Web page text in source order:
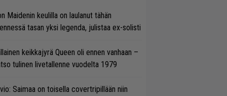
Maidenin keulilla on laulanut tähän
tasan yksi legenda, julistaa ex-solisti
keikkajyrä Queen oli ennen vanhaan –
tulinen livetallenne vuodelta 1979
Saimaa on toisella covertripillään niin